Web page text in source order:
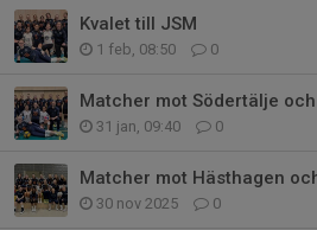
Kvalet till JSM
1 feb, 08:50 0
Matcher mot Södertälje
31 jan, 09:40 0
Matcher mot Hästhagen
30 nov 2025 0